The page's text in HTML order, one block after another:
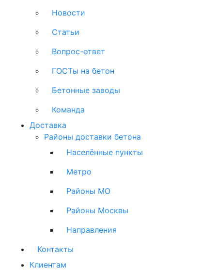
Новости
Статьи
Вопрос-ответ
ГОСТы на бетон
Бетонные заводы
Команда
Доставка
Районы доставки бетона
Населённые пункты
Метро
Районы МО
Районы Москвы
Направления
Контакты
Клиентам